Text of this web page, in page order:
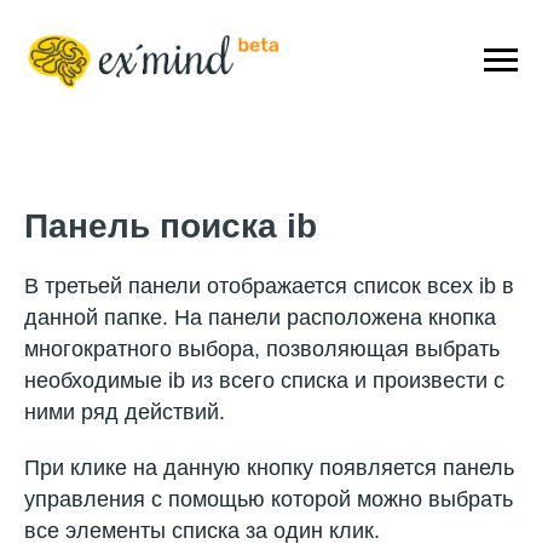
Панель поиска ib
В третьей панели отображается список всех ib в
данной папке. На панели расположена кнопка
многократного выбора, позволяющая выбрать
необходимые ib из всего списка и произвести с
ними ряд действий.
При клике на данную кнопку появляется панель
управления с помощью которой можно выбрать
все элементы списка за один клик.